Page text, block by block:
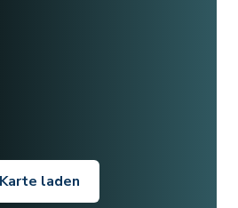
Karte laden